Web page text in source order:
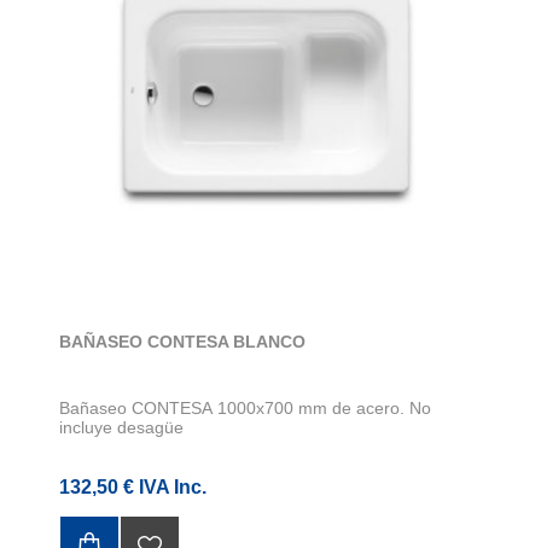
BAÑASEO CONTESA BLANCO
Bañaseo CONTESA 1000x700 mm de acero. No
incluye desagüe
132,50 € IVA Inc.